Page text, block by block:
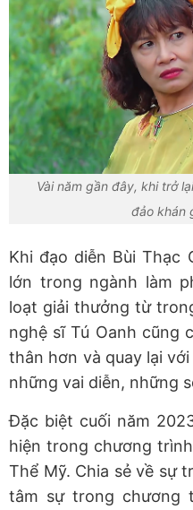
Vài năm gần đây, khi trở
đảo khán
Khi đạo diễn Bùi Thạc
lớn trong ngành làm
loạt giải thưởng từ
nghệ sĩ Tú Oanh cũng
thân hơn và quay lại
những vai diễn, những
Đặc biệt cuối năm
hiện trong chương
Thể Mỹ. Chia sẻ về sự
tâm sự trong chương